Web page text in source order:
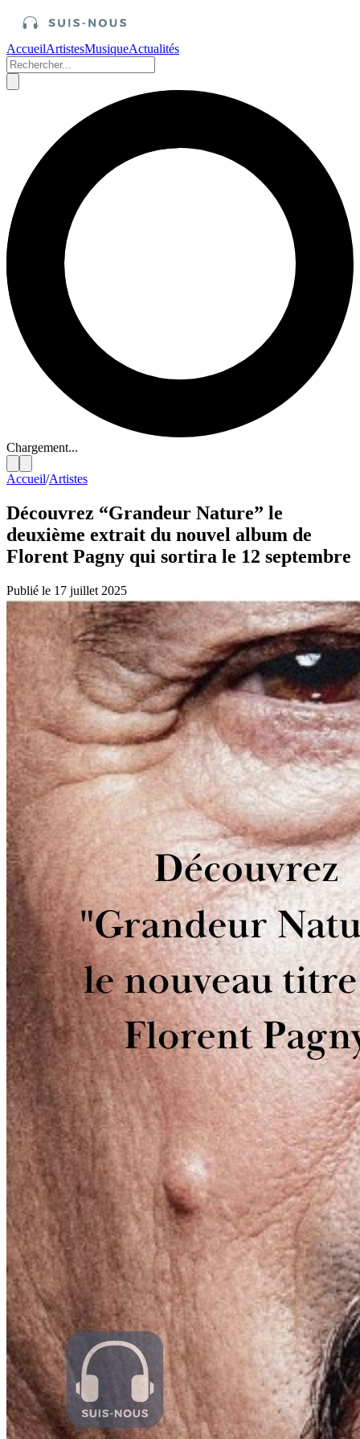
AccueilArtistesMusiqueActualités
Chargement...
Accueil/Artistes
Découvrez “Grandeur Nature” le
deuxième extrait du nouvel album de
Florent Pagny qui sortira le 12 septembre
Publié le 17 juillet 2025